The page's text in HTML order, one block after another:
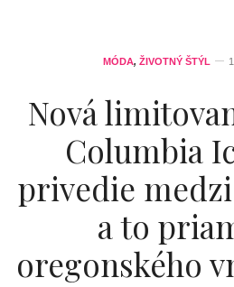
MÓDA, ŽIVOTNÝ ŠTÝL
Nová
Columbia
privedie
a to
oregonského